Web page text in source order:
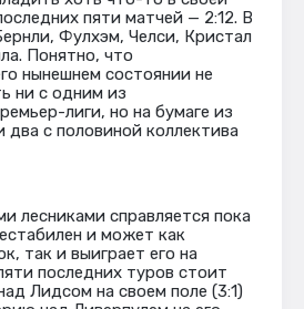
пяти матчей — 2:12. В
Фулхэм, Челси, Кристал
Понятно, что
нынешнем состоянии не
ни с одним из
лиги, но на бумаге из
два с половиной коллектива
лесниками справляется пока
и может как
так и выиграет его на
последних туров стоит
Лидсом на своем поле (3:1)